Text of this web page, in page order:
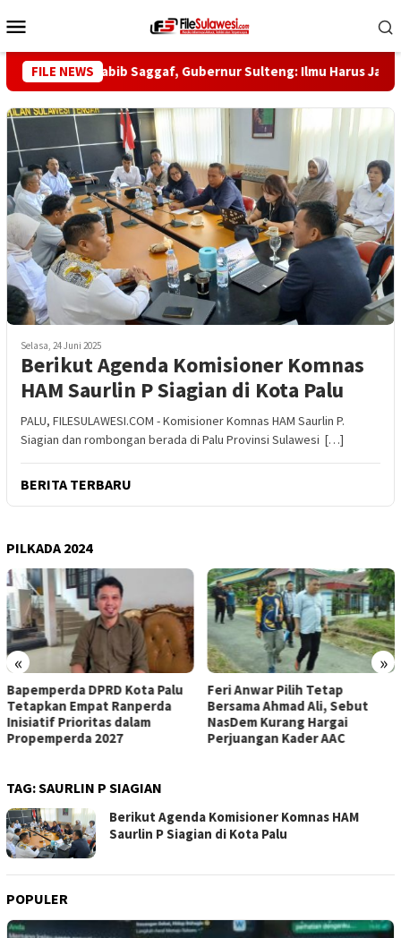
ke
Mobile
FILE NEWS
Haul ke-5 Habib Saggaf, Gubernur Sulteng: Ilmu Harus Jadi
Selasa, 24 Juni 2025
Berikut Agenda Komisioner Komnas
HAM Saurlin P Siagian di Kota Palu
PALU, FILESULAWESI.COM - Komisioner Komnas HAM Saurlin P.
Siagian dan rombongan berada di Palu Provinsi Sulawesi […]
BERITA TERBARU
PILKADA 2024
« »
Feri Anwar Pilih Tetap
Bersama Ahmad Ali, Sebut
NasDem Kurang Hargai
Perjuangan Kader AAC
Pengurus Inti DPW Partai
Nasdem Sulteng Resmi
Mengundurkan Diri dari
Kepengurusan
TAG:SAURLIN P SIAGIAN
Berikut Agenda Komisioner Komnas HAM
Saurlin P Siagian di Kota Palu
POPULER